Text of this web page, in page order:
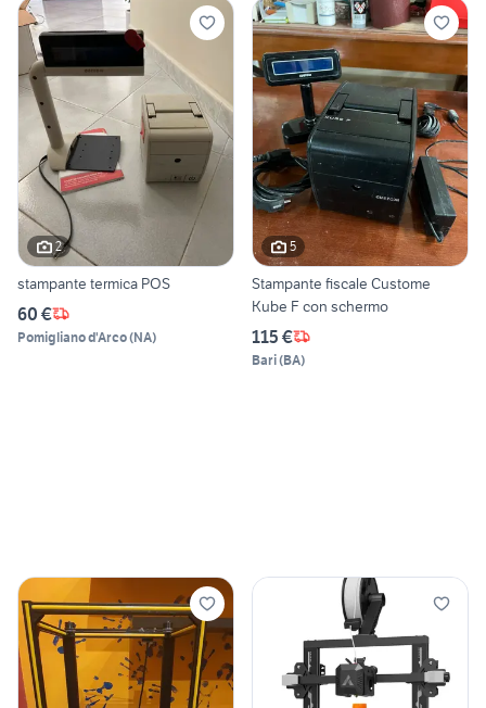
2
stampante termica POS
60 €
Pomigliano d'Arco(NA)
5
Stampante fiscale Custome
Kube F con schermo
115 €
Bari(BA)